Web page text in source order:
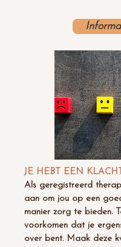
JE HEBT EEN
Als geregistreerd
aan om jou op een
manier zorg te bieden.
voorkomen dat je
over bent. Maak deze